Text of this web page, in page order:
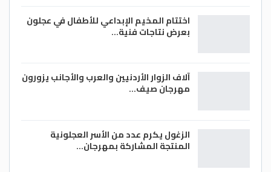
اختتام المخيم الإبداعي للأطفال في عجلون
بعرض نتاجات فنية…
آلاف الزوار الأردنيين والعرب والأجانب يزورون
مهرجان صيف…
الزغول يكرم عدد من الأسر العجلونية
المنتجة المشاركة بمهرجان…